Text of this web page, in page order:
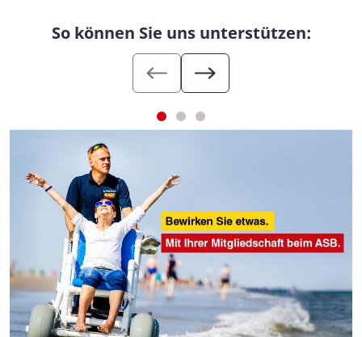
So können Sie uns unterstützen: